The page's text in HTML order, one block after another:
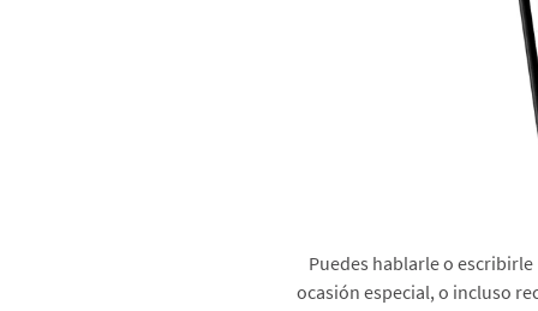
Puedes hablarle o
ocasión especial, o incluso